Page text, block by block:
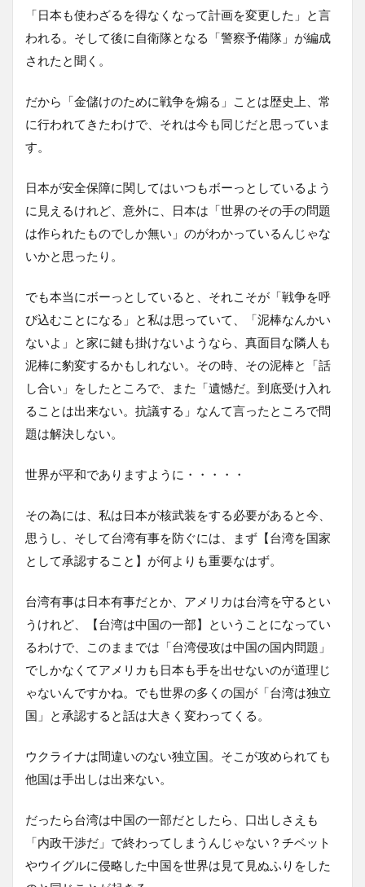
「日本も使わざるを得なくなって計画を変更した」と言
われる。そして後に自衛隊となる「警察予備隊」が編成
されたと聞く。
だから「金儲けのために戦争を煽る」ことは歴史上、常
に行われてきたわけで、それは今も同じだと思っていま
す。
日本が安全保障に関してはいつもボーっとしているよう
に見えるけれど、意外に、日本は「世界のその手の問題
は作られたものでしか無い」のがわかっているんじゃな
いかと思ったり。
でも本当にボーっとしていると、それこそが「戦争を呼
び込むことになる」と私は思っていて、「泥棒なんかい
ないよ」と家に鍵も掛けないようなら、真面目な隣人も
泥棒に豹変するかもしれない。その時、その泥棒と「話
し合い」をしたところで、また「遺憾だ。到底受け入れ
ることは出来ない。抗議する」なんて言ったところで問
題は解決しない。
世界が平和でありますように・・・・・
その為には、私は日本が核武装をする必要があると今、
思うし、そして台湾有事を防ぐには、まず【台湾を国家
として承認すること】が何よりも重要なはず。
台湾有事は日本有事だとか、アメリカは台湾を守るとい
うけれど、【台湾は中国の一部】ということになってい
るわけで、このままでは「台湾侵攻は中国の国内問題」
でしかなくてアメリカも日本も手を出せないのが道理じ
ゃないんですかね。でも世界の多くの国が「台湾は独立
国」と承認すると話は大きく変わってくる。
ウクライナは間違いのない独立国。そこが攻められても
他国は手出しは出来ない。
だったら台湾は中国の一部だとしたら、口出しさえも
「内政干渉だ」で終わってしまうんじゃない？チベット
やウイグルに侵略した中国を世界は見て見ぬふりをした